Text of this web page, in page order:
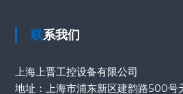
联系我们
上海上晋工控设备有限公司
地址：上海市浦东新区建韵路500号